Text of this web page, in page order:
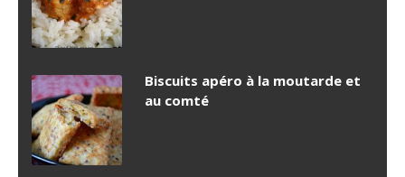
Biscuits apéro à la moutarde et
au comté